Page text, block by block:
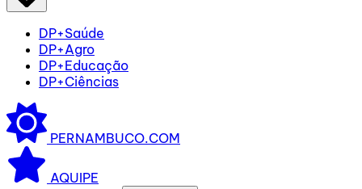
DP+Saúde
DP+Agro
DP+Educação
DP+Ciências
PERNAMBUCO.COM
AQUIPE